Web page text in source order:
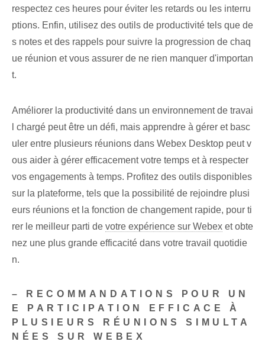
respectez ces heures pour éviter les retards ou les interru
ptions. Enfin, utilisez des outils de productivité tels que de
s notes et des rappels pour suivre la progression de chaq
ue réunion et vous assurer de ne rien manquer d'importan
t.
Améliorer la productivité dans un environnement de travai
l chargé peut être un défi, mais apprendre à gérer et basc
uler entre plusieurs réunions dans Webex Desktop peut v
ous aider à gérer efficacement votre temps et à respecter
vos engagements à temps. Profitez des outils disponibles
sur la plateforme, tels que la possibilité de rejoindre plusi
eurs réunions et la fonction de changement rapide, pour ti
rer le meilleur parti de votre expérience sur Webex et obte
nez une plus grande efficacité dans votre travail quotidie
n.
– RECOMMANDATIONS POUR UN
E PARTICIPATION EFFICACE À
PLUSIEURS RÉUNIONS SIMULTA
NÉES SUR WEBEX